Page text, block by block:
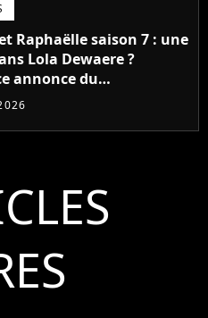
Raphaëlle saison 7 : une
Lola Dewaere ?
annonce du